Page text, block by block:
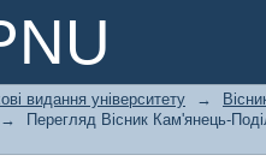
виховання,
видання університету →
→
Перегляд Вісник Кам'янець-